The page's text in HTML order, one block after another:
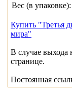
Вес (в упаковке):
Купить "Третья
мира"
В случае выхода
странице.
Постоянная